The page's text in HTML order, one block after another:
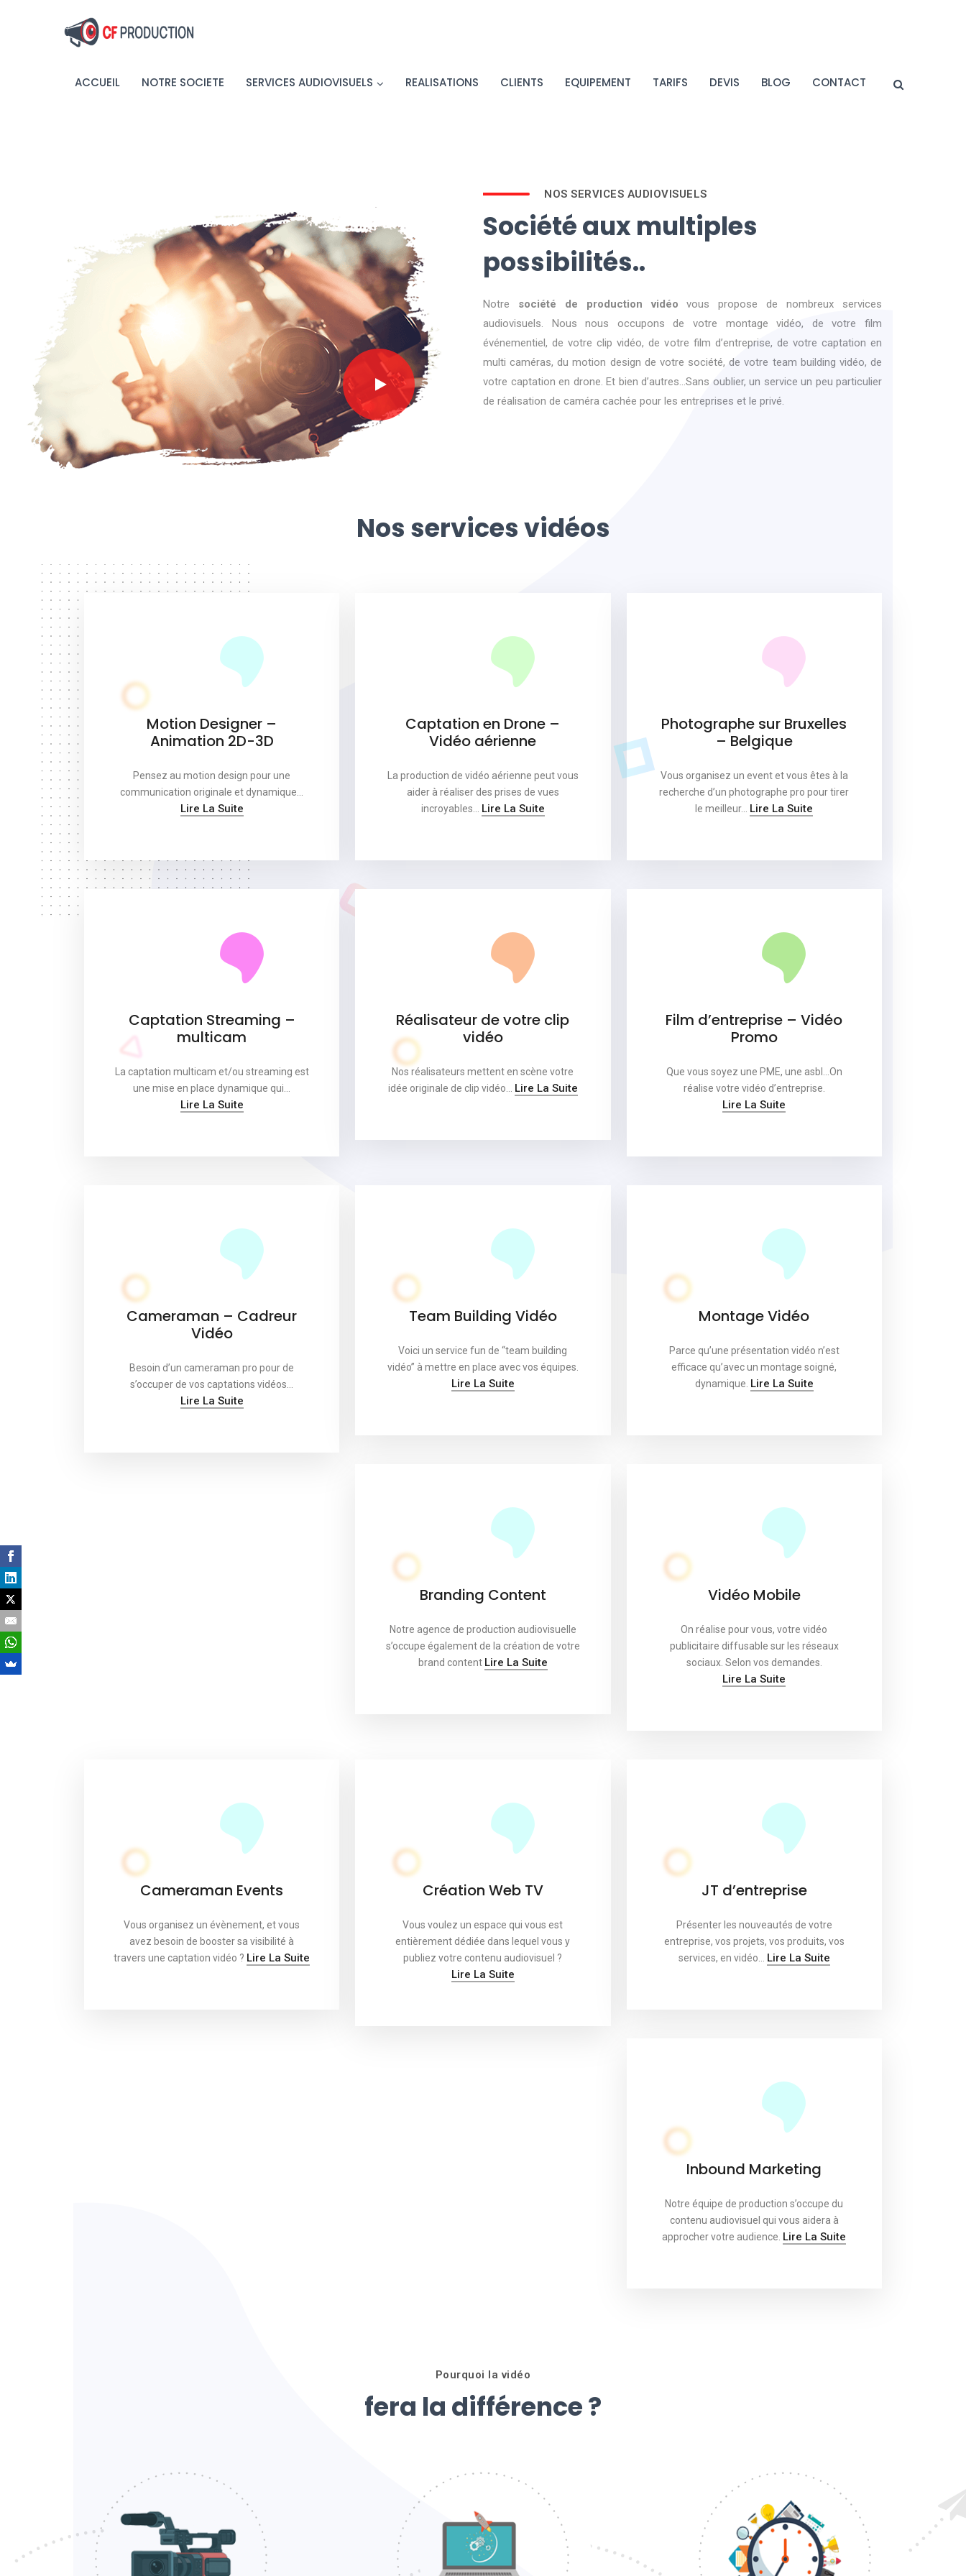
ACCUEIL NOTRE SOCIETE SERVICES AUDIOVISUELS REALISATIONS CLIENTS EQUIPEMENT TARIFS DEVIS BLOG CONTACT
NOS SERVICES AUDIOVISUELS
Société aux multiples
possibilités..
Notre société de production vidéo vous propose de nombreux services
audiovisuels. Nous nous occupons de votre montage vidéo, de votre film
événementiel, de votre clip vidéo, de votre film d’entreprise, de votre captation en
multi caméras, du motion design de votre société, de votre team building vidéo, de
votre captation en drone. Et bien d’autres…Sans oublier, un service un peu particulier
de réalisation de caméra cachée pour les entreprises et le privé.
Nos services vidéos
Motion Designer –
Animation 2D-3D
Pensez au motion design pour une
communication originale et dynamique…
Lire La Suite
Captation en Drone –
Vidéo aérienne
La production de vidéo aérienne peut vous
aider à réaliser des prises de vues
incroyables… Lire La Suite
Photographe sur Bruxelles
– Belgique
Vous organisez un event et vous êtes à la
recherche d’un photographe pro pour tirer
le meilleur… Lire La Suite
Captation Streaming –
multicam
La captation multicam et/ou streaming est
une mise en place dynamique qui…
Lire La Suite
Réalisateur de votre clip
vidéo
Nos réalisateurs mettent en scène votre
idée originale de clip vidéo… Lire La Suite
Film d’entreprise – Vidéo
Promo
Que vous soyez une PME, une asbl…On
réalise votre vidéo d’entreprise.
Lire La Suite
Cameraman – Cadreur
Vidéo
Besoin d’un cameraman pro pour de
s’occuper de vos captations vidéos…
Lire La Suite
Team Building Vidéo
Voici un service fun de “team building
vidéo” à mettre en place avec vos équipes.
Lire La Suite
Montage Vidéo
Parce qu’une présentation vidéo n’est
efficace qu’avec un montage soigné,
dynamique. Lire La Suite
Branding Content
Notre agence de production audiovisuelle
s’occupe également de la création de votre
brand content Lire La Suite
Vidéo Mobile
On réalise pour vous, votre vidéo
publicitaire diffusable sur les réseaux
sociaux. Selon vos demandes.
Lire La Suite
Cameraman Events
Vous organisez un évènement, et vous
avez besoin de booster sa visibilité à
travers une captation vidéo ? Lire La Suite
Création Web TV
Vous voulez un espace qui vous est
entièrement dédiée dans lequel vous y
publiez votre contenu audiovisuel ?
Lire La Suite
JT d’entreprise
Présenter les nouveautés de votre
entreprise, vos projets, vos produits, vos
services, en vidéo… Lire La Suite
Inbound Marketing
Notre équipe de production s’occupe du
contenu audiovisuel qui vous aidera à
approcher votre audience. Lire La Suite
Pourquoi la vidéo
fera la différence ?